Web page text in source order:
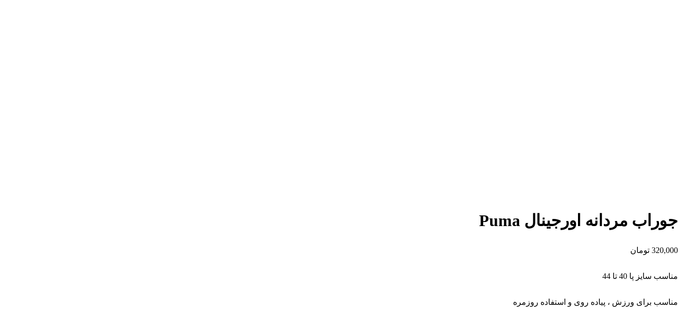
جوراب مردانه اورجینال Puma
320,000 تومان
مناسب سایز پا 40 تا 44
مناسب برای ورزش ، پیاده روی و استفاده روزمره